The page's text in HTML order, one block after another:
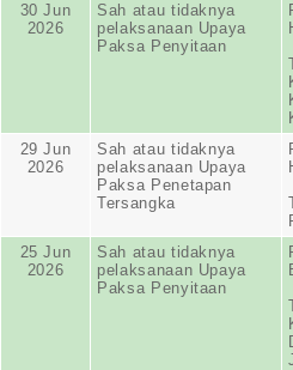
30 Jun
2026
Sah atau tidaknya
pelaksanaan Upaya
Paksa Penyitaan
29 Jun
2026
Sah atau tidaknya
pelaksanaan Upaya
Paksa Penetapan
Tersangka
25 Jun
2026
Sah atau tidaknya
pelaksanaan Upaya
Paksa Penyitaan